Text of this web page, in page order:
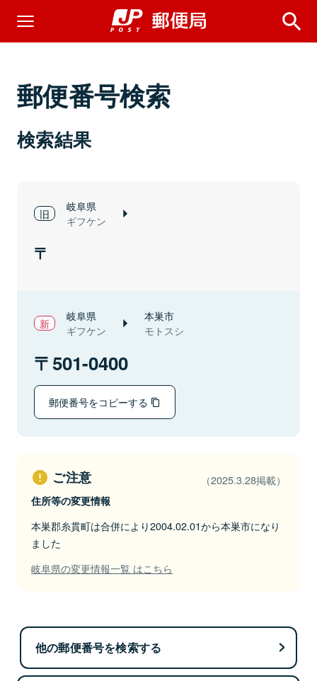
郵便番号検索
検索結果
岐阜県
ギフケン
岐阜県
ギフケン
本巣市
モトスシ
501-0400
郵便番号をコピーする
ご注意 （2025.3.28掲載）
住所等の変更情報
本巣郡糸貫町は合併により2004.02.01から本巣市になり
ました
岐阜県の変更情報一覧 はこちら
他の郵便番号を検索する